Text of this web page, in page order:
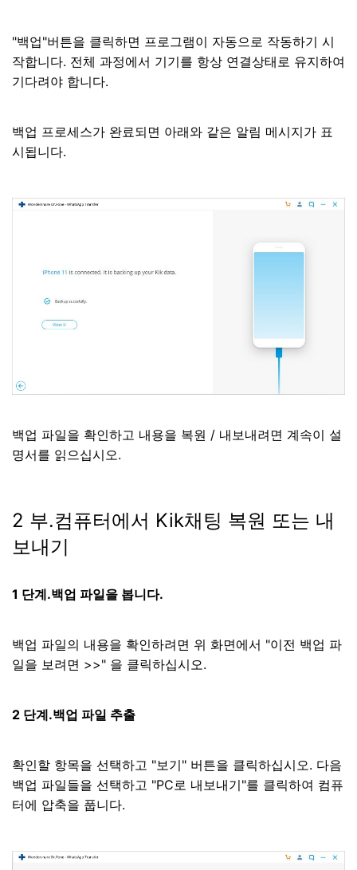
"백업"버튼을 클릭하면 프로그램이 자동으로 작동하기 시
작합니다. 전체 과정에서 기기를 항상 연결상태로 유지하여
기다려야 합니다.
백업 프로세스가 완료되면 아래와 같은 알림 메시지가 표
시됩니다.
백업 파일을 확인하고 내용을 복원 / 내보내려면 계속이 설
명서를 읽으십시오.
2 부.컴퓨터에서 Kik채팅 복원 또는 내
보내기
1 단계.백업 파일을 봅니다.
백업 파일의 내용을 확인하려면 위 화면에서 "이전 백업 파
일을 보려면 >>" 을 클릭하십시오.
2 단계.백업 파일 추출
확인할 항목을 선택하고 "보기" 버튼을 클릭하십시오. 다음
백업 파일들을 선택하고 "PC로 내보내기"를 클릭하여 컴퓨
터에 압축을 풉니다.